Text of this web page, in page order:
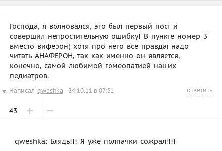
Господа, я волновался, это был первый пост и
совершил непростительную ошибку! В пункте номер 3
вместо виферон( хотя про него все правда) надо
читать АНАФЕРОН, так как именно он является,
конечно, самой любимой гомеопатией наших
педиатров.
Написал qweshka 24.10.11 в 07:51 ответить
43
qweshka: Блядь!!! Я уже полпачки сожрал!!!!